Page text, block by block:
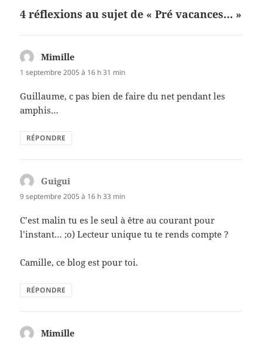
4 réflexions au sujet de « Pré vacances… »
Mimille
1 septembre 2005 à 16 h 31 min
Guillaume, c pas bien de faire du net pendant les
amphis…
RÉPONDRE
Guigui
9 septembre 2005 à 16 h 33 min
C’est malin tu es le seul à être au courant pour
l’instant… ;o) Lecteur unique tu te rends compte ?
Camille, ce blog est pour toi.
RÉPONDRE
Mimille